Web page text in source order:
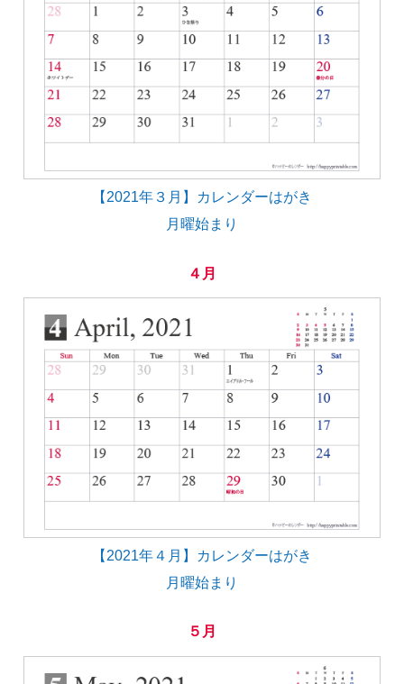
【2021年３月】カレンダーはがき
月曜始まり
４月
【2021年４月】カレンダーはがき
月曜始まり
５月